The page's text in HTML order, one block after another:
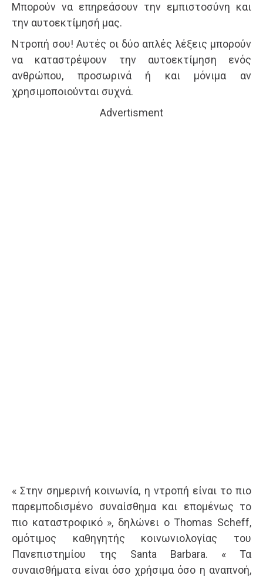
Μπορούν να επηρεάσουν την εμπιστοσύνη και
την αυτοεκτίμησή μας.
Ντροπή σου! Αυτές οι δύο απλές λέξεις μπορούν
να καταστρέψουν την αυτοεκτίμηση ενός
ανθρώπου, προσωρινά ή και μόνιμα αν
χρησιμοποιούνται συχνά.
Advertisment
« Στην σημερινή κοινωνία, η ντροπή είναι το πιο
παρεμποδισμένο συναίσθημα και επομένως το
πιο καταστροφικό », δηλώνει ο Thomas Scheff,
ομότιμος καθηγητής κοινωνιολογίας του
Πανεπιστημίου της Santa Barbara. « Τα
συναισθήματα είναι όσο χρήσιμα όσο η αναπνοή,